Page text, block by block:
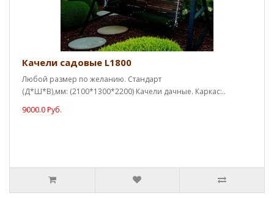
Качели садовые L1800
Любой размер по желанию. Стандарт
(Д*Ш*В),мм: (2100*1300*2200) Качели дачные. Каркас:..
9000.0 Руб.